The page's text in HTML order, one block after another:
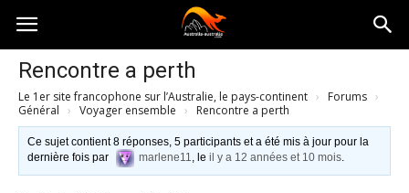
Australia-
australie.com
Rencontre a perth
Le 1er site francophone sur l’Australie, le pays-continent › Forums ›
Général › Voyager ensemble › Rencontre a perth
Ce sujet contient 8 réponses, 5 participants et a été mis à jour pour la
dernière fois par
marlene11, leil y a 12 années et 10 mois.